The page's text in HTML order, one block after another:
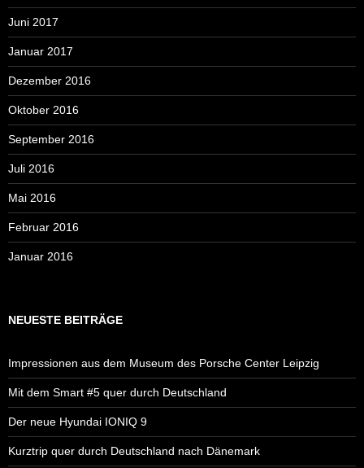
Juni 2017
Januar 2017
Dezember 2016
Oktober 2016
September 2016
Juli 2016
Mai 2016
Februar 2016
Januar 2016
NEUESTE BEITRÄGE
Impressionen aus dem Museum des Porsche Center Leipzig
Mit dem Smart #5 quer durch Deutschland
Der neue Hyundai IONIQ 9
Kurztrip quer durch Deutschland nach Dänemark